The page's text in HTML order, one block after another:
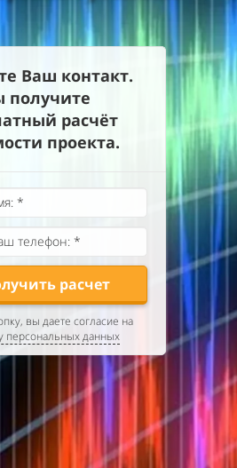
Ваш контакт.
получите
расчёт
проекта.
расчет
вы даете согласие на
персональных данных